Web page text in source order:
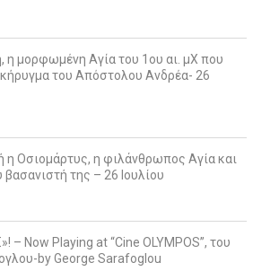
η μορφωμένη Αγία του 1ου αι. μΧ που
του Απόστολου Ανδρέα- 26
η Οσιομάρτυς, η φιλάνθρωπος Αγία και
της – 26 Ιουλίου
– Now Playing at “Cine OLYMPOS”, του
by George Sarafoglou